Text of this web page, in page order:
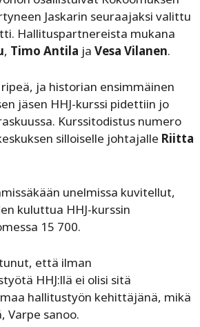
Jaskarin seuraajaksi valittu
Hallituspartnereista mukana
, Timo Antila ja Vesa Vilanen.
ja historian ensimmäinen
jäsen HHJ-kurssi pidettiin jo
Kurssitodistus numero
silloiselle johtajalle Riitta
unelmissa kuvitellut,
kuluttua HHJ-kurssin
15 700.
että ilman
HHJ:llä ei olisi sitä
hallitustyön kehittäjänä, mikä
Varpe sanoo.